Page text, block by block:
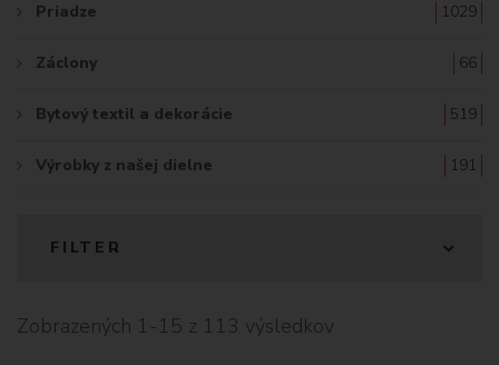
Priadze 1029
Záclony 66
Bytový textil a dekorácie 519
Výrobky z našej dielne 191
FILTER
Zobrazených 1-15 z 113 výsledkov